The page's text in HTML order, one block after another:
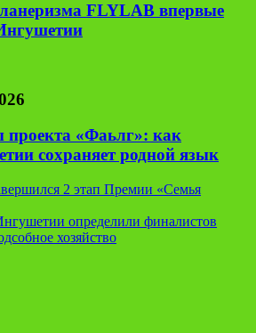
FLYLAB впервые
проекта «Фаьлг»: как
сохраняет родной язык
2 этап Премии «Семья
определили финалистов
хозяйство